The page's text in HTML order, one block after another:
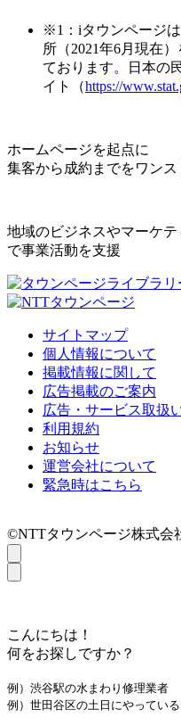
※1：iタウンページ
所（2021年6月現在
ております。日本の
イト（https://
ホームページを起点に
集客から成約までをワン
地域のビジネスやマーケ
で事業活動を支援
サイトマップ
個人情報について
掲載情報に関して
広告掲載のご案内
広告・サービス取扱
利用規約
お知らせ
運営会社について
緊急時はこちら
©NTTタウンページ株式会
こんにちは！
何をお探しですか？
例）渋谷駅の水まわり修理業者
例）世田谷区の土日にやってい